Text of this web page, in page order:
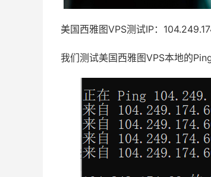
美国西雅图VPS测试IP：
我们测试美国西雅图VPS本地的